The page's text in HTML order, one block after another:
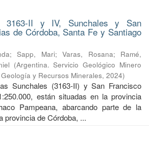
3163-II y IV, Sunchales y San
de Córdoba, Santa Fe y Santiago
;Sapp, Mari;Varas, Rosana; Ramé,
(Argentina. Servicio Geológico Minero
y Recursos Minerales, 2024)
Sunchales (3163-II) y San Francisco
están situadas en la provincia
Pampeana, abarcando parte de la
provincia de Córdoba, ...